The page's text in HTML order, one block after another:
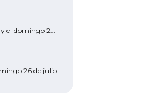
y el domingo 2…
26 de julio…